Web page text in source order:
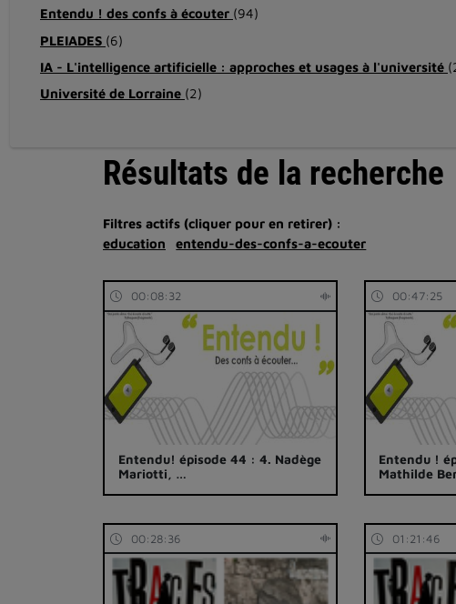
Entendu ! des confs à écouter (94)
PLEIADES (6)
IA - L'intelligence artificielle : approches et usages à l'université
Université de Lorraine (2)
Résultats de la recherche
Filtres actifs (cliquer pour en retirer) :
education
entendu-des-confs-a-ecouter
00:08:32
Entendu! épisode 44 : 4. Nadège
Mariotti, …
00:47:25
Entendu !
Mathilde
00:28:36 01:21:46